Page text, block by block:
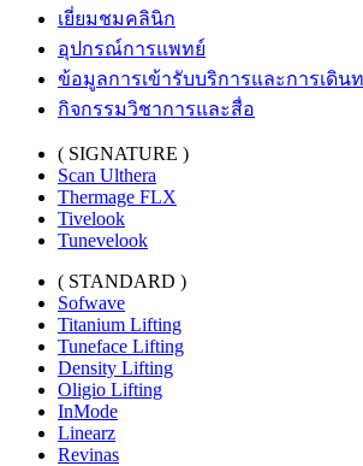
เยี่ยมชมคลินิก
อุปกรณ์การแพทย์
ข้อมูลการเข้ารับบริการและการเดิน
กิจกรรมวิชาการและสื่อ
( SIGNATURE )
Scan Ulthera
Thermage FLX
Tivelook
Tunevelook
( STANDARD )
Sofwave
Titanium Lifting
Tuneface Lifting
Density Lifting
Oligio Lifting
InMode
Linearz
Revinas